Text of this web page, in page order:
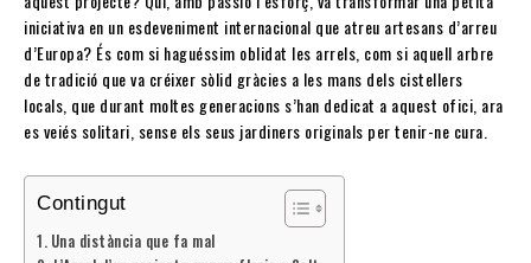
iniciativa en un esdeveniment internacional que atreu artesans d’arreu
d’Europa? És com si haguéssim oblidat les arrels, com si aquell arbre
de tradició que va créixer sòlid gràcies a les mans dels cistellers
locals, que durant moltes generacions s’han dedicat a aquest ofici, ara
es veiés solitari, sense els seus jardiners originals per tenir-ne cura.
Contingut
Una distància que fa mal